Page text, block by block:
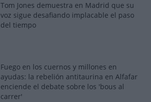
Tom Jones demuestra en Madrid que su
voz sigue desafiando implacable el paso
del tiempo
Fuego en los cuernos y millones en
ayudas: la rebelión antitaurina en Alfafar
enciende el debate sobre los 'bous al
carrer'